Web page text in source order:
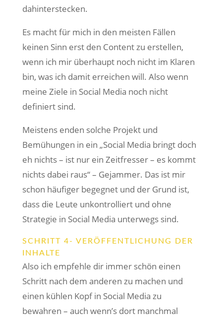
dahinterstecken.
Es macht für mich in den meisten Fällen
keinen Sinn erst den Content zu erstellen,
wenn ich mir überhaupt noch nicht im Klaren
bin, was ich damit erreichen will. Also wenn
meine Ziele in Social Media noch nicht
definiert sind.
Meistens enden solche Projekt und
Bemühungen in ein „Social Media bringt doch
eh nichts – ist nur ein Zeitfresser – es kommt
nichts dabei raus“ – Gejammer. Das ist mir
schon häufiger begegnet und der Grund ist,
dass die Leute unkontrolliert und ohne
Strategie in Social Media unterwegs sind.
SCHRITT 4- VERÖFFENTLICHUNG DER
INHALTE
Also ich empfehle dir immer schön einen
Schritt nach dem anderen zu machen und
einen kühlen Kopf in Social Media zu
bewahren – auch wenn’s dort manchmal